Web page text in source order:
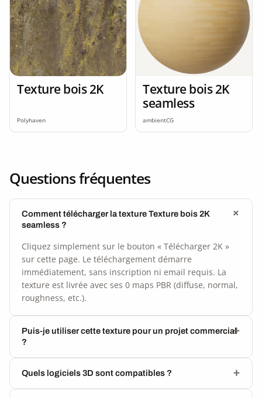
Texture bois 2K
Polyhaven
Texture bois 2K
seamless
ambientCG
Questions fréquentes
Comment télécharger la texture Texture bois 2K
seamless ?
Cliquez simplement sur le bouton « Télécharger 2K »
sur cette page. Le téléchargement démarre
immédiatement, sans inscription ni email requis. La
texture est livrée avec ses 0 maps PBR (diffuse, normal,
roughness, etc.).
Puis-je utiliser cette texture pour un projet commercial
?
Quels logiciels 3D sont compatibles ?